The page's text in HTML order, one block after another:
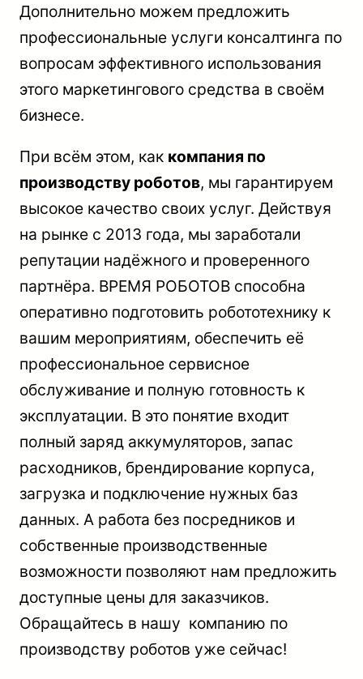
Дополнительно можем предложить
профессиональные услуги консалтинга по
вопросам эффективного использования
этого маркетингового средства в своём
бизнесе.
При всём этом, как компания по
производству роботов, мы гарантируем
высокое качество своих услуг. Действуя
на рынке с 2013 года, мы заработали
репутации надёжного и проверенного
партнёра. ВРЕМЯ РОБОТОВ способна
оперативно подготовить робототехнику к
вашим мероприятиям, обеспечить её
профессиональное сервисное
обслуживание и полную готовность к
эксплуатации. В это понятие входит
полный заряд аккумуляторов, запас
расходников, брендирование корпуса,
загрузка и подключение нужных баз
данных. А работа без посредников и
собственные производственные
возможности позволяют нам предложить
доступные цены для заказчиков.
Обращайтесь в нашу компанию по
производству роботов уже сейчас!